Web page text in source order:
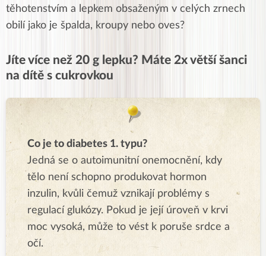
těhotenstvím a lepkem obsaženým v celých zrnech
obilí jako je špalda, kroupy nebo oves?
Jíte více než 20 g lepku? Máte 2x větší šanci
na dítě s cukrovkou
Co je to diabetes 1. typu?
Jedná se o autoimunitní onemocnění, kdy
tělo není schopno produkovat hormon
inzulin, kvůli čemuž vznikají problémy s
regulací glukózy. Pokud je její úroveň v krvi
moc vysoká, může to vést k poruše srdce a
očí.